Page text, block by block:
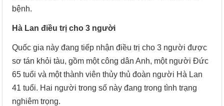
bệnh.
Hà Lan điều trị cho 3 người
Quốc gia này đang tiếp nhận điều trị cho 3 người được
sơ tán khỏi tàu, gồm một công dân Anh, một người Đức
65 tuổi và một thành viên thủy thủ đoàn người Hà Lan
41 tuổi. Hai người trong số này đang trong tình trạng
nghiêm trọng.